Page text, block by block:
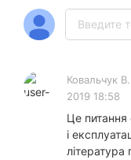
Ковальчук
2019 18:58
Це питання
і